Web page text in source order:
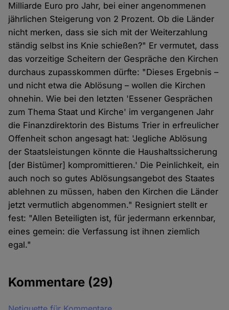
Milliarde Euro pro Jahr, bei einer angenommenen
jährlichen Steigerung von 2 Prozent. Ob die Länder
nicht merken, dass sie sich mit der Weiterzahlung
ständig selbst ins Knie schießen?" Er vermutet, dass
das vorzeitige Scheitern der Gespräche den Kirchen
durchaus zupasskommen dürfte: "Dieses Ergebnis –
und nicht etwa die Ablösung – wollen die Kirchen
ohnehin. Wie bei den letzten 'Essener Gesprächen
zum Thema Staat und Kirche' im vergangenen Jahr
die Finanzdirektorin des Bistums Trier in erfreulicher
Offenheit schon angesagt hat: 'Jegliche Ablösung
der Staatsleistungen könnte die Haushaltssicherung
[der Bistümer] kompromittieren.' Die Peinlichkeit, ein
auch noch so gutes Ablösungsangebot des Staates
ablehnen zu müssen, haben den Kirchen die Länder
jetzt vermutlich abgenommen." Resigniert stellt er
fest: "Allen Beteiligten ist, für jedermann erkennbar,
eines gemein: die Verfassung ist ihnen ziemlich
egal."
Kommentare (29)